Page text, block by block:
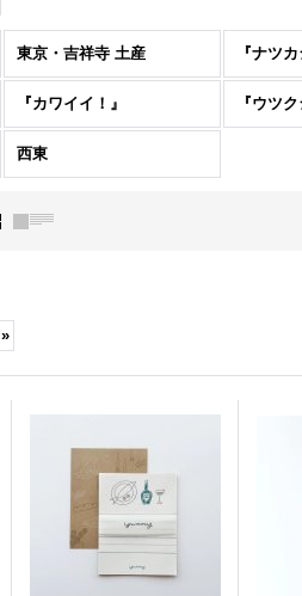
東京・吉祥寺 土産 『ナツ
『カワイイ！』 『ウツ
西東
»